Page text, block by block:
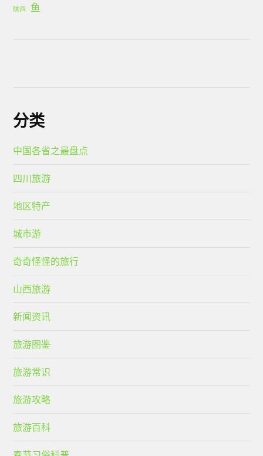
陕西 鱼
分类
中国各省之最盘点
四川旅游
地区特产
城市游
奇奇怪怪的旅行
山西旅游
新闻资讯
旅游图鉴
旅游常识
旅游攻略
旅游百科